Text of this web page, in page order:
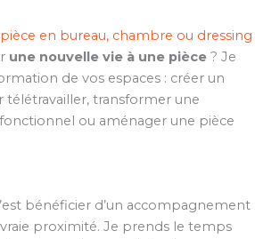
en bureau, chambre ou dressing
une nouvelle vie à une pièce ? Je
de vos espaces : créer un
transformer une
ou aménager une pièce
bénéficier d’un accompagnement
proximité. Je prends le temps